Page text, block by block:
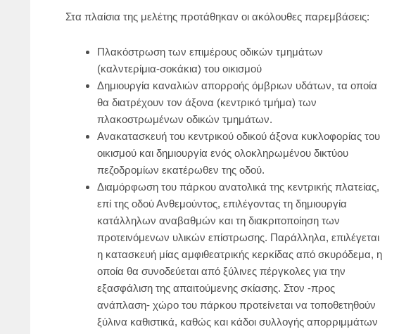
Στα πλαίσια της μελέτης προτάθηκαν οι ακόλουθες παρεμβάσεις:
Πλακόστρωση των επιμέρους οδικών τμημάτων
(καλντερίμια-σοκάκια) του οικισμού
Δημιουργία καναλιών απορροής όμβριων υδάτων, τα οποία
θα διατρέχουν τον άξονα (κεντρικό τμήμα) των
πλακοστρωμένων οδικών τμημάτων.
Ανακατασκευή του κεντρικού οδικού άξονα κυκλοφορίας του
οικισμού και δημιουργία ενός ολοκληρωμένου δικτύου
πεζοδρομίων εκατέρωθεν της οδού.
Διαμόρφωση του πάρκου ανατολικά της κεντρικής πλατείας,
επί της οδού Ανθεμούντος, επιλέγοντας τη δημιουργία
κατάλληλων αναβαθμών και τη διακριτοποίηση των
προτεινόμενων υλικών επίστρωσης. Παράλληλα, επιλέγεται
η κατασκευή μίας αμφιθεατρικής κερκίδας από σκυρόδεμα, η
οποία θα συνοδεύεται από ξύλινες πέργκολες για την
εξασφάλιση της απαιτούμενης σκίασης. Στον -προς
ανάπλαση- χώρο του πάρκου προτείνεται να τοποθετηθούν
ξύλινα καθιστικά, καθώς και κάδοι συλλογής απορριμμάτων